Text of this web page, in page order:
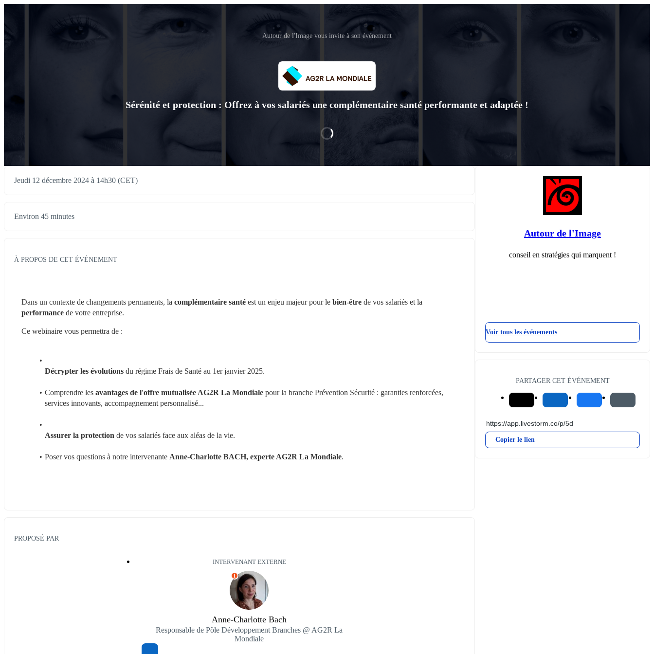
Autour de l'Image vous invite à son événement
Sérénité et protection : Offrez à vos salariés une complémentaire santé performante et adaptée !
Jeudi 12 décembre 2024 à 14h30 (CET)
Environ 45 minutes
À PROPOS DE CET ÉVÉNEMENT
Dans un contexte de changements permanents, la complémentaire santé est un enjeu majeur pour le bien-être
performance de votre entreprise.
Ce webinaire vous permettra de :
Décrypter les évolutions du régime Frais de Santé au 1er janvier 2025.
Comprendre les avantages de l'offre mutualisée AG2R La Mondiale pour la branche Prévention Sécurité : garanties renforcées,
services innovants, accompagnement personnalisé...
Assurer la protection de vos salariés face aux aléas de la vie.
Poser vos questions à notre intervenante Anne-Charlotte BACH, experte AG2R La Mondiale.
PROPOSÉ PAR
INTERVENANT EXTERNE
I
Anne-Charlotte Bach
Responsable de Pôle Développement Branches @ AG2R La
Mondiale
Autour de l'Image
conseil en stratégies qui marquent !
Voir tous les événements
PARTAGER CET ÉVÉNEMENT
Copier le lien